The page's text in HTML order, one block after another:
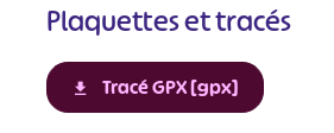
Plaquettes et tracés
Tracé GPX [gpx]